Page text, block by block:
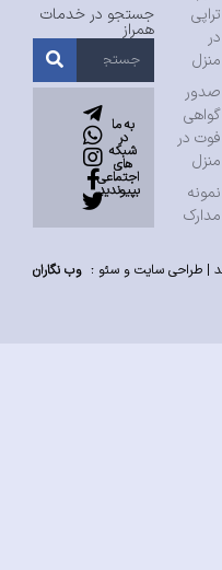
تراپی
در
منزل
صدور
گواهی
فوت در
منزل
نمونه
مدارک
جستجو در خدمات
همراز
به ما
در
شبکه
های
اجتماعی
بپیوندید
طراحی سایت وسئو :وب نگاران